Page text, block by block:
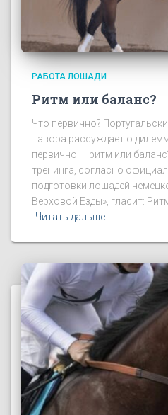
РАБОТА ЛОШАДИ
Ритм или баланс?
Что первично?
Тавора рассуждает о
первично — ритм или
тренинга, согласно
подготовки лошадей
Верховой Езды», гласит:
Читать дальше…